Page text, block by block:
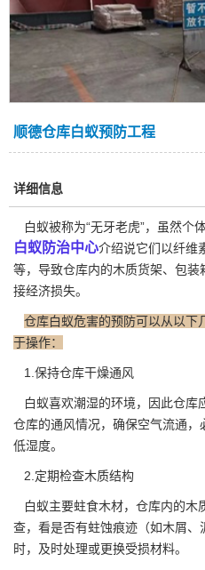
顺德仓库白蚁预防工程
详细信息
白蚁被称为“无牙老虎”，虽然个
白蚁防治中心介绍说它们以纤维
等，导致仓库内的木质货架、包
接经济损失。‌
仓库白蚁危害的预防可以从以下
于操作：
1.保持仓库干燥通风
白蚁喜欢潮湿的环境，因此仓库
仓库的通风情况，确保空气流通
低湿度。
2.定期检查木质结构
白蚁主要蛀食木材，仓库内的木
查，看是否有蛀蚀痕迹（如木屑
时，及时处理或更换受损材料。